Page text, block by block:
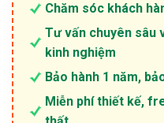
Chăm sóc khách
Tư vấn chuyên sâu
kinh nghiệm
Bảo hành 1 năm,
Miễn phí thiết kế,